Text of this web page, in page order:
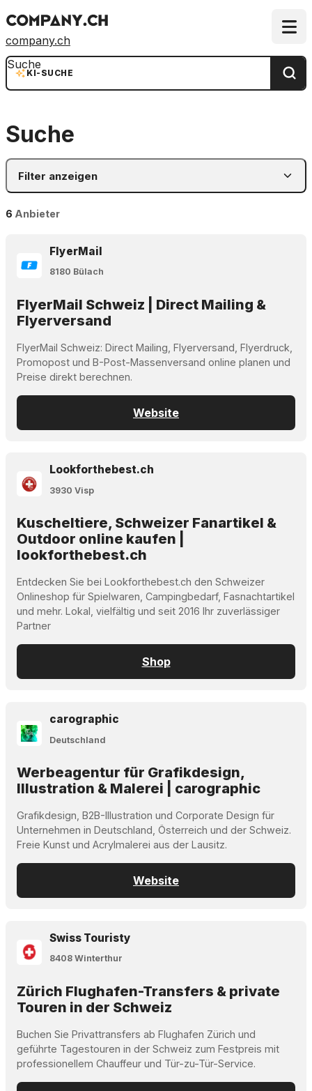
company.ch
KI-SUCHE
Suche
Suche
Filter anzeigen
6 Anbieter
FlyerMail
8180 Bülach
FlyerMail Schweiz | Direct Mailing &
Flyerversand
FlyerMail Schweiz: Direct Mailing, Flyerversand, Flyerdruck,
Promopost und B-Post-Massenversand online planen und
Preise direkt berechnen.
Website
Lookforthebest.ch
3930 Visp
Kuscheltiere, Schweizer Fanartikel &
Outdoor online kaufen |
lookforthebest.ch
Entdecken Sie bei Lookforthebest.ch den Schweizer
Onlineshop für Spielwaren, Campingbedarf, Fasnachtartikel
und mehr. Lokal, vielfältig und seit 2016 Ihr zuverlässiger
Partner
Shop
carographic
Deutschland
Werbeagentur für Grafikdesign,
Illustration & Malerei | carographic
Grafikdesign, B2B-Illustration und Corporate Design für
Unternehmen in Deutschland, Österreich und der Schweiz.
Freie Kunst und Acrylmalerei aus der Lausitz.
Website
Swiss Touristy
8408 Winterthur
Zürich Flughafen-Transfers & private
Touren in der Schweiz
Buchen Sie Privattransfers ab Flughafen Zürich und
geführte Tagestouren in der Schweiz zum Festpreis mit
professionellem Chauffeur und Tür-zu-Tür-Service.